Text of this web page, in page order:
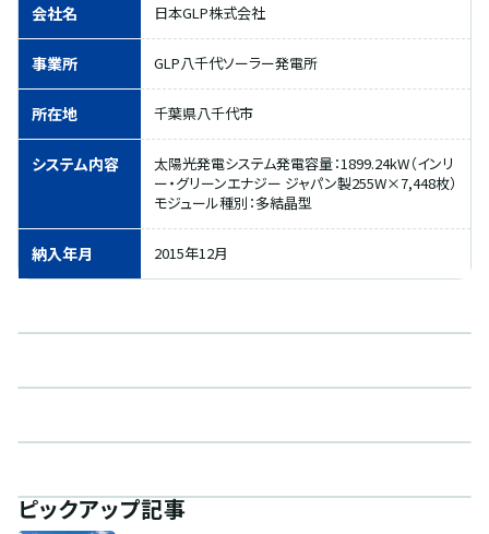
会社名 日本GLP株式会社
事業所 GLP八千代ソーラー発電所
所在地 千葉県八千代市
システム内容
太陽光発電システム発電容量：1899.24kW（インリ
ー・グリーンエナジー ジャパン製255W×7,448枚）
モジュール種別：多結晶型
納入年月 2015年12月
ピックアップ記事